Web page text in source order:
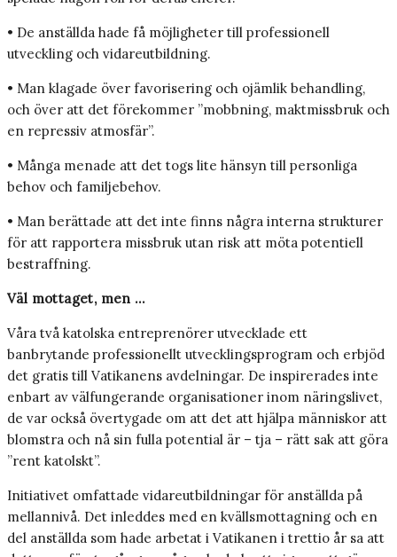
• De anställda hade få möjligheter till professionell
utveckling och vidareutbildning.
• Man klagade över favorisering och ojämlik behandling,
och över att det förekommer ”mobbning, maktmissbruk och
en repressiv atmosfär”.
• Många menade att det togs lite hänsyn till personliga
behov och familjebehov.
• Man berättade att det inte finns några interna strukturer
för att rapportera missbruk utan risk att möta potentiell
bestraffning.
Väl mottaget, men …
Våra två katolska entreprenörer utvecklade ett
banbrytande professionellt utvecklingsprogram och erbjöd
det gratis till Vatikanens avdelningar. De inspirerades inte
enbart av välfungerande organisationer inom näringslivet,
de var också övertygade om att det att hjälpa människor att
blomstra och nå sin fulla potential är – tja – rätt sak att göra
”rent katolskt”.
Initiativet omfattade vidareutbildningar för anställda på
mellannivå. Det inleddes med en kvällsmottagning och en
del anställda som hade arbetat i Vatikanen i trettio år sa att